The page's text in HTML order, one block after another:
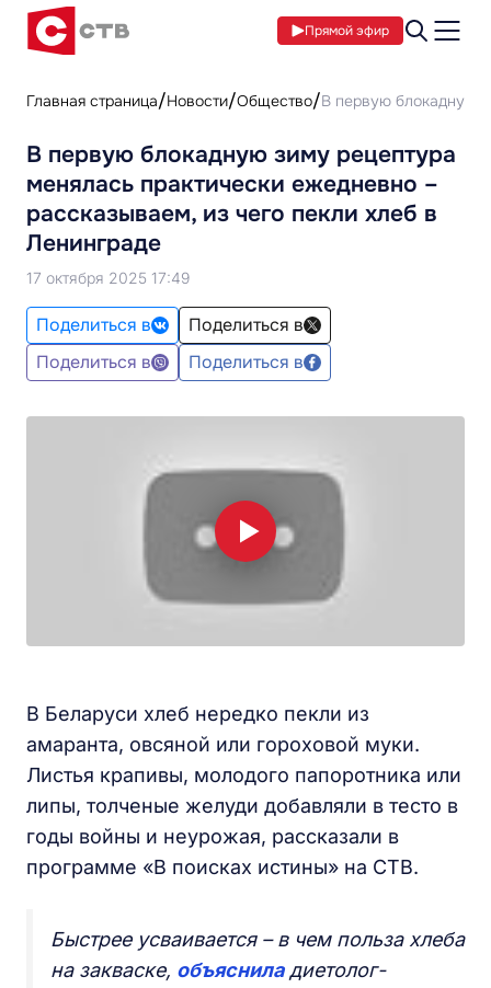
Прямой эфир
Главная страница Новости Общество В первую блокадную
В первую блокадную зиму рецептура
менялась практически ежедневно –
рассказываем, из чего пекли хлеб в
Ленинграде
17 октября 2025 17:49
Поделиться в
Поделиться в
Поделиться в
Поделиться в
В Беларуси хлеб нередко пекли из
амаранта, овсяной или гороховой муки.
Листья крапивы, молодого папоротника или
липы, толченые желуди добавляли в тесто в
годы войны и неурожая, рассказали в
программе «В поисках истины» на СТВ.
Быстрее усваивается – в чем польза хлеба
на закваске, объясниладиетолог-